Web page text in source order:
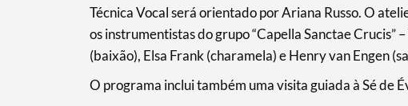
Termo de Pesquisa
Técnica Vocal será orientado por Ariana Russo. O
os instrumentistas do grupo “Capella Sanctae Crucis”
(baixão), Elsa Frank (charamela) e Henry van Engen
O programa inclui também uma visita guiada à Sé de